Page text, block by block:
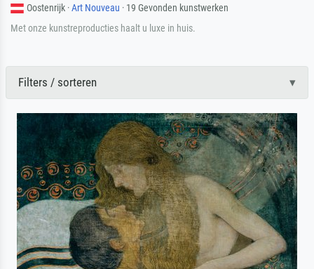
Oostenrijk ·Art Nouveau · 19 Gevonden kunstwerken
Met onze kunstreproducties haalt u luxe in huis.
Filters / sorteren